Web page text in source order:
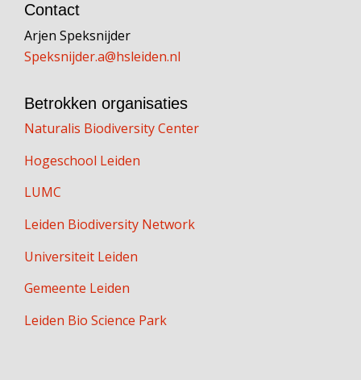
Contact
Arjen Speksnijder
Speksnijder.a@hsleiden.nl
Betrokken organisaties
Naturalis Biodiversity Center
Hogeschool Leiden
LUMC
Leiden Biodiversity Network
Universiteit Leiden
Gemeente Leiden
Leiden Bio Science Park